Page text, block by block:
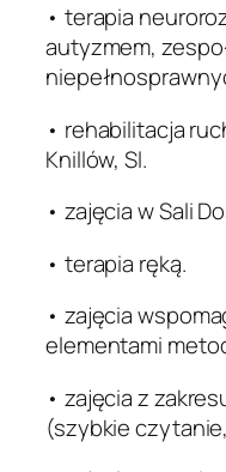
• terapia
autyzmem,
• rehabilitacja
Knillów, Sl.
• zajęcia w Sali
• terapia ręką.
• zajęcia
elementami
• zajęcia z
(szybkie